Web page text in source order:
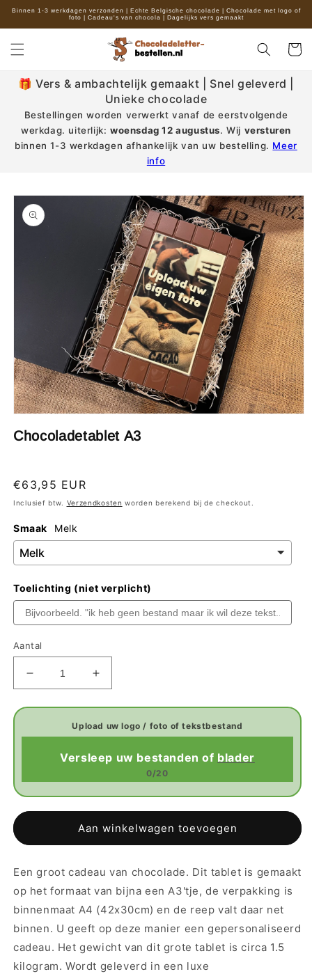
naar de
content
Binnen 1-3 werkdagen verzonden | Echte Belgische chocolade | Chocolade met logo of
foto | Cadeau's van chocola | Dagelijks vers gemaakt
🎁 Vers & ambachtelijk gemaakt | Snel geleverd |
Unieke chocolade
Bestellingen worden verwerkt vanaf de eerstvolgende
werkdag. uiterlijk: woensdag 12 augustus. Wij versturen
binnen 1-3 werkdagen afhankelijk van uw bestelling. Meer
info
direct naar
1
openen
Chocoladetablet A3
Normale
prijs
€63,95 EUR
Inclusief btw. Verzendkosten worden berekend bij de checkout.
Smaak Melk
Toelichting (niet verplicht)
Aantal
Aantal
verlagen
voor
Chocoladetablet
A3
Aantal
verhogen
voor
Chocoladetablet
A3
Versleep uw bestanden of blader
0/20
Aan winkelwagen toevoegen
Een groot cadeau van chocolade. Dit tablet is gemaakt
op het formaat van bijna een A3'tje, de verpakking is
binnenmaat A4 (42x30cm) en de reep valt daar net
binnen. U geeft op deze manier een gepersonaliseerd
cadeau. Het gewicht van dit grote tablet is circa 1.5
kilogram. Wordt geleverd in een luxe